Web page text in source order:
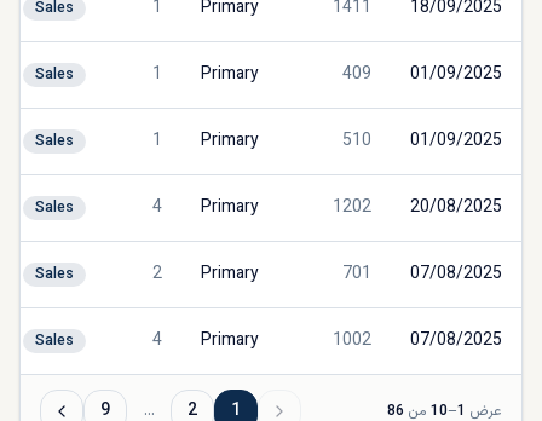
18/09/2025
1411
Primary
1
Sales
01/09/2025
409
Primary
1
Sales
01/09/2025
510
Primary
1
Sales
20/08/2025
1202
Primary
4
Sales
07/08/2025
701
Primary
2
Sales
07/08/2025
1002
Primary
4
Sales
عرض 1
–
10 من 86
1
2
…
9